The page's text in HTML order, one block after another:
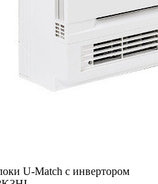
U-Match с инвертором